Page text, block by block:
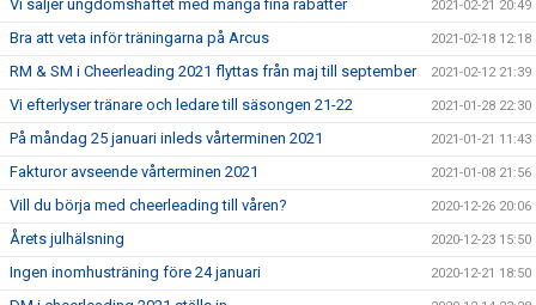
Vi säljer ungdomshäftet med många fina rabatter 2021-02-21 20:49
Bra att veta inför träningarna på Arcus 2021-02-18 12:18
RM & SM i Cheerleading 2021 flyttas från maj till september 2021-02-12 21:39
Vi efterlyser tränare och ledare till säsongen 21-22 2021-01-28 22:30
På måndag 25 januari inleds vårterminen 2021 2021-01-21 11:43
Fakturor avseende vårterminen 2021 2021-01-08 21:56
Vill du börja med cheerleading till våren? 2020-12-26 20:06
Årets julhälsning 2020-12-23 15:50
Ingen inomhusträning före 24 januari 2020-12-21 18:50